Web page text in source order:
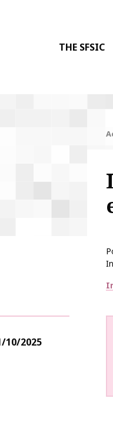
& DE LA
Sciences de
THE SFSIC
10/2025